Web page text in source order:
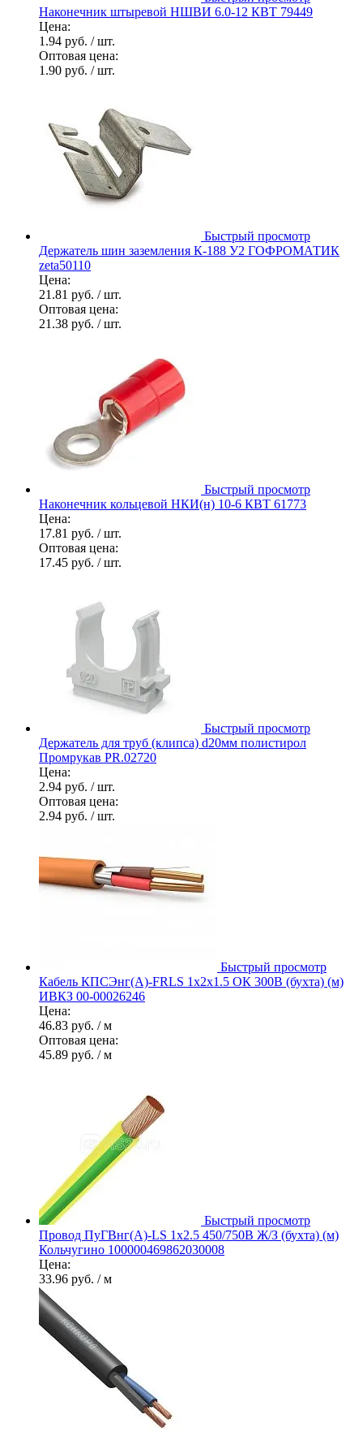
Наконечник штыревой НШВИ 6.0-12 КВТ 79449
Цена:
1.94 руб. / шт.
Оптовая цена:
1.90 руб. / шт.
Быстрый просмотр
Держатель шин заземления К-188 У2 ГОФРОМАТИК
zeta50110
Цена:
21.81 руб. / шт.
Оптовая цена:
21.38 руб. / шт.
Быстрый просмотр
Наконечник кольцевой НКИ(н) 10-6 КВТ 61773
Цена:
17.81 руб. / шт.
Оптовая цена:
17.45 руб. / шт.
Быстрый просмотр
Держатель для труб (клипса) d20мм полистирол
Промрукав PR.02720
Цена:
2.94 руб. / шт.
Оптовая цена:
2.94 руб. / шт.
Быстрый просмотр
Кабель КПСЭнг(А)-FRLS 1х2х1.5 ОК 300В (бухта) (м)
ИВКЗ 00-00026246
Цена:
46.83 руб. / м
Оптовая цена:
45.89 руб. / м
Быстрый просмотр
Провод ПуГВнг(А)-LS 1х2.5 450/750В Ж/З (бухта) (м)
Кольчугино 100000469862030008
Цена:
33.96 руб. / м